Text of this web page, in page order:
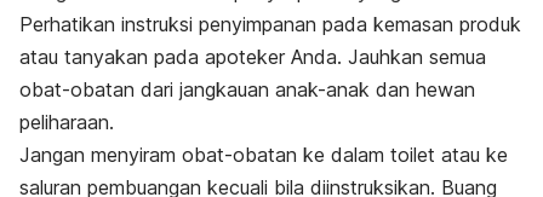
Perhatikan instruksi penyimpanan pada kemasan produk
atau tanyakan pada apoteker Anda. Jauhkan semua
obat-obatan dari jangkauan anak-anak dan hewan
peliharaan.
Jangan menyiram obat-obatan ke dalam toilet atau ke
saluran pembuangan kecuali bila diinstruksikan. Buang